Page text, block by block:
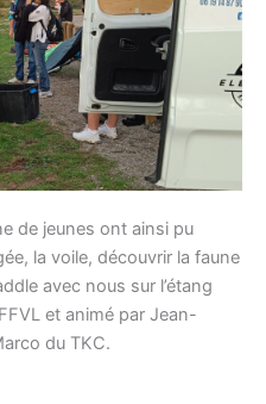
de jeunes ont ainsi pu
la voile, découvrir la faune
avec nous sur l’étang
et animé par Jean-
du TKC.